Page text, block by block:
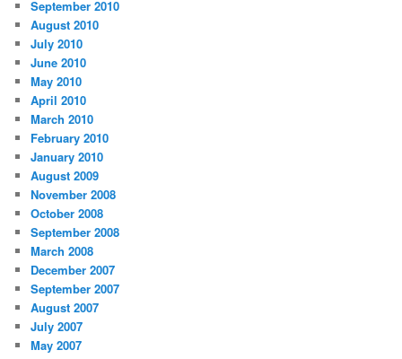
September 2010
August 2010
July 2010
June 2010
May 2010
April 2010
March 2010
February 2010
January 2010
August 2009
November 2008
October 2008
September 2008
March 2008
December 2007
September 2007
August 2007
July 2007
May 2007